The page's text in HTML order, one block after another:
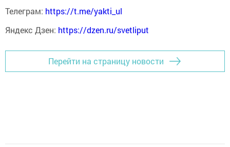
Телеграм: https://t.me/yakti_ul
Яндекс Дзен: https://dzen.ru/svetliput
Перейти на страницу новости